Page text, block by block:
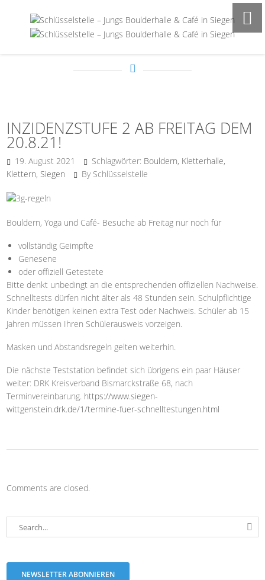
FROM THE BLOG
INZIDENZSTUFE 2 AB FREITAG DEM
20.8.21!
19. August 2021 Schlagwörter: Bouldern, Kletterhalle,
Klettern,Siegen By Schlüsselstelle
Bouldern, Yoga und Café- Besuche ab Freitag nur noch für
vollständig Geimpfte
Genesene
oder offiziell Getestete
Bitte denkt unbedingt an die entsprechenden offiziellen Nachweise.
Schnelltests dürfen nicht älter als 48 Stunden sein. Schulpflichtige
Kinder benötigen keinen extra Test oder Nachweis. Schüler ab 15
Jahren müssen Ihren Schülerausweis vorzeigen.
Masken und Abstandsregeln gelten weiterhin.
Die nächste Teststation befindet sich übrigens ein paar Häuser
weiter: DRK Kreisverband Bismarckstraße 68, nach
Terminvereinbarung. https://www.siegen-
wittgenstein.drk.de/1/termine-fuer-schnelltestungen.html
Comments are closed.
NEWSLETTER ABONNIEREN